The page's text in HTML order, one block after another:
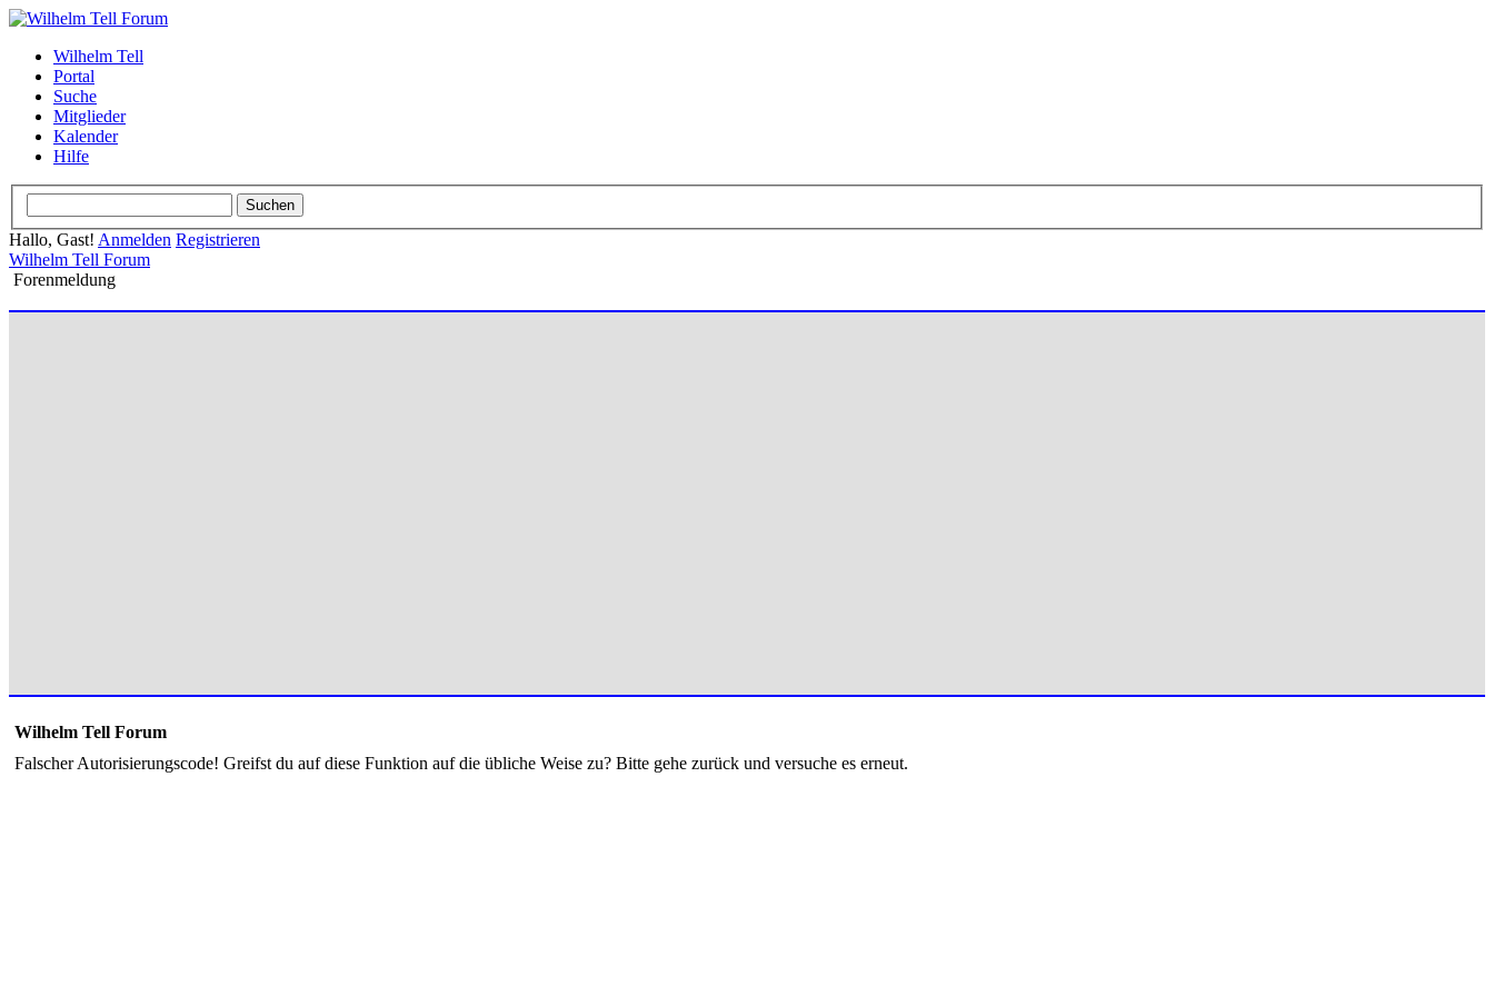
Wilhelm Tell
Portal
Suche
Mitglieder
Kalender
Hilfe
Hallo, Gast! Anmelden Registrieren
Wilhelm Tell Forum
Forenmeldung
Wilhelm Tell Forum
Falscher Autorisierungscode! Greifst du auf diese Funktion auf die übliche Weise zu? Bitte gehe zurück und versuche es erneut.